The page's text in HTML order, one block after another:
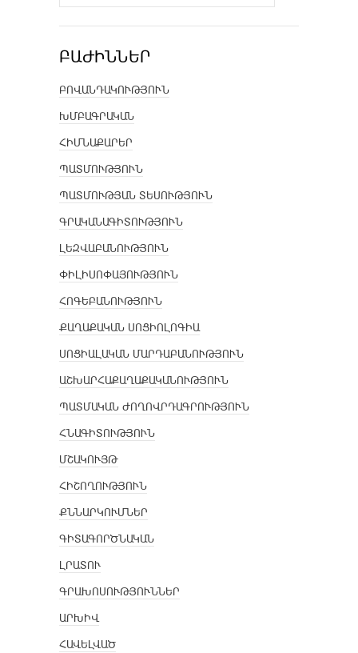
ԲԱԺԻՆՆԵՐ
ԲՈՎԱՆԴԱԿՈՒԹՅՈՒՆ
ԽՄԲԱԳՐԱԿԱՆ
ՀԻՄՆԱՔԱՐԵՐ
ՊԱՏՄՈՒԹՅՈՒՆ
ՊԱՏՄՈՒԹՅԱՆ ՏԵՍՈՒԹՅՈՒՆ
ԳՐԱԿԱՆԱԳԻՏՈՒԹՅՈՒՆ
ԼԵԶՎԱԲԱՆՈՒԹՅՈՒՆ
ՓԻԼԻՍՈՓԱՅՈՒԹՅՈՒՆ
ՀՈԳԵԲԱՆՈՒԹՅՈՒՆ
ՔԱՂԱՔԱԿԱՆ ՍՈՑԻՈԼՈԳԻԱ
ՍՈՑԻԱԼԱԿԱՆ ՄԱՐԴԱԲԱՆՈՒԹՅՈՒՆ
ԱՇԽԱՐՀԱՔԱՂԱՔԱԿԱՆՈՒԹՅՈՒՆ
ՊԱՏՄԱԿԱՆ ԺՈՂՈՎՐԴԱԳՐՈՒԹՅՈՒՆ
ՀՆԱԳԻՏՈՒԹՅՈՒՆ
ՄՇԱԿՈՒՅԹ
ՀԻՇՈՂՈՒԹՅՈՒՆ
ՔՆՆԱՐԿՈՒՄՆԵՐ
ԳԻՏԱԳՈՐԾՆԱԿԱՆ
ԼՐԱՏՈՒ
ԳՐԱԽՈՍՈՒԹՅՈՒՆՆԵՐ
ԱՐԽԻՎ
ՀԱՎԵԼՎԱԾ